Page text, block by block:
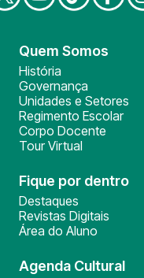
Quem Somos
História
Governança
Unidades e Setores
Regimento Escolar
Corpo Docente
Tour Virtual
Fique por dentro
Destaques
Revistas Digitais
Área do Aluno
Agenda Cultural